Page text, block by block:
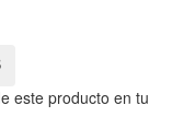
este producto en tu